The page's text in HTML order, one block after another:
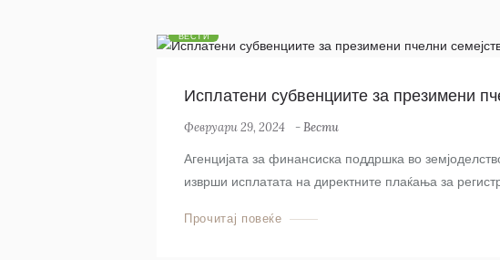
ВЕСТИ
Исплатени субвенциите за презимени
Февруари 29, 2024 -Вести
Агенцијата за финансиска поддршка во
изврши исплатата на директните плаќања за
Прочитај повеќе